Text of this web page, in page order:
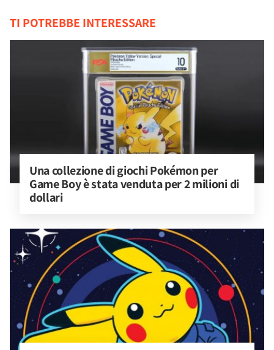
TI POTREBBE INTERESSARE
Una collezione di giochi Pokémon per
Game Boy è stata venduta per 2 milioni di
dollari